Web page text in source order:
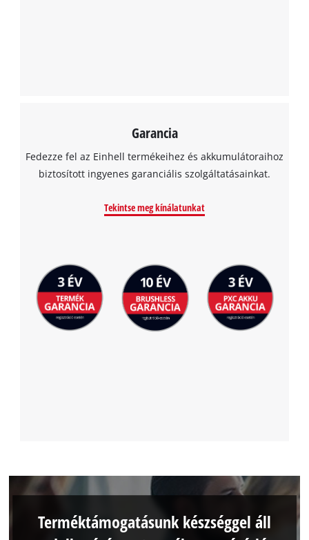
Garancia
Fedezze fel az Einhell termékeihez és akkumulátoraihoz
biztosított ingyenes garanciális szolgáltatásainkat.
Tekintse meg kínálatunkat
Terméktámogatásunk készséggel áll